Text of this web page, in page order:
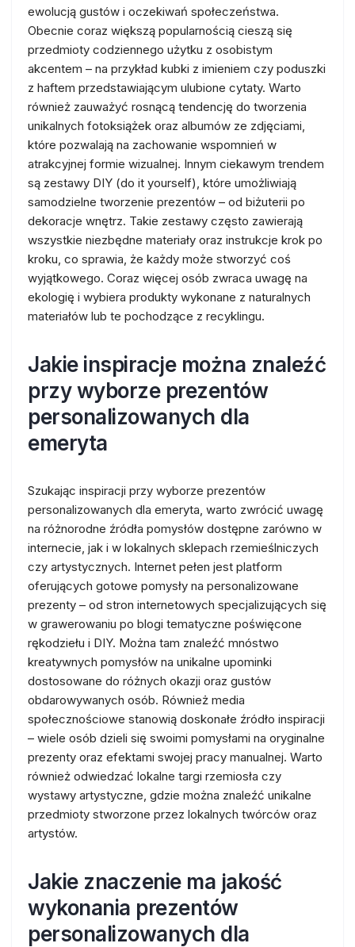
ewolucją gustów i oczekiwań społeczeństwa.
Obecnie coraz większą popularnością cieszą się
przedmioty codziennego użytku z osobistym
akcentem – na przykład kubki z imieniem czy poduszki
z haftem przedstawiającym ulubione cytaty. Warto
również zauważyć rosnącą tendencję do tworzenia
unikalnych fotoksiążek oraz albumów ze zdjęciami,
które pozwalają na zachowanie wspomnień w
atrakcyjnej formie wizualnej. Innym ciekawym trendem
są zestawy DIY (do it yourself), które umożliwiają
samodzielne tworzenie prezentów – od biżuterii po
dekoracje wnętrz. Takie zestawy często zawierają
wszystkie niezbędne materiały oraz instrukcje krok po
kroku, co sprawia, że każdy może stworzyć coś
wyjątkowego. Coraz więcej osób zwraca uwagę na
ekologię i wybiera produkty wykonane z naturalnych
materiałów lub te pochodzące z recyklingu.
Jakie inspiracje można znaleźć
przy wyborze prezentów
personalizowanych dla
emeryta
Szukając inspiracji przy wyborze prezentów
personalizowanych dla emeryta, warto zwrócić uwagę
na różnorodne źródła pomysłów dostępne zarówno w
internecie, jak i w lokalnych sklepach rzemieślniczych
czy artystycznych. Internet pełen jest platform
oferujących gotowe pomysły na personalizowane
prezenty – od stron internetowych specjalizujących się
w grawerowaniu po blogi tematyczne poświęcone
rękodziełu i DIY. Można tam znaleźć mnóstwo
kreatywnych pomysłów na unikalne upominki
dostosowane do różnych okazji oraz gustów
obdarowywanych osób. Również media
społecznościowe stanowią doskonałe źródło inspiracji
– wiele osób dzieli się swoimi pomysłami na oryginalne
prezenty oraz efektami swojej pracy manualnej. Warto
również odwiedzać lokalne targi rzemiosła czy
wystawy artystyczne, gdzie można znaleźć unikalne
przedmioty stworzone przez lokalnych twórców oraz
artystów.
Jakie znaczenie ma jakość
wykonania prezentów
personalizowanych dla